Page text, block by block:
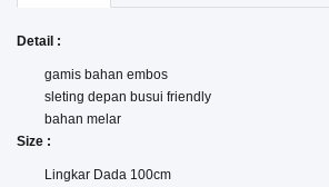
Detail :
gamis bahan embos
sleting depan busui friendly
bahan melar
Size :
Lingkar Dada 100cm